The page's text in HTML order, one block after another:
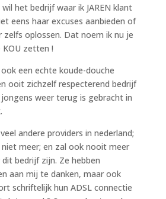
het bedrijf waar ik JAREN klant
eens haar excuses aanbieden of
oplossen. Dat noem ik nu je
zetten !
een echte koude-douche
ooit zichzelf respecterend bedrijf
weer terug is gebracht in
andere providers in nederland;
meer; en zal ook nooit meer
bedrijf zijn. Ze hebben
aan mij te danken, maar ook
schriftelijk hun ADSL connectie